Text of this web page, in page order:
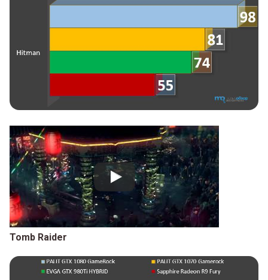
Tomb Raider